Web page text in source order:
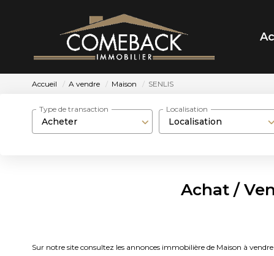
Accueil A vendre Maison SENLIS
Acheter
Type de transaction
Localisation
Localisation
Achat /
Sur notre site consultez les annonces immobilière de Maison à